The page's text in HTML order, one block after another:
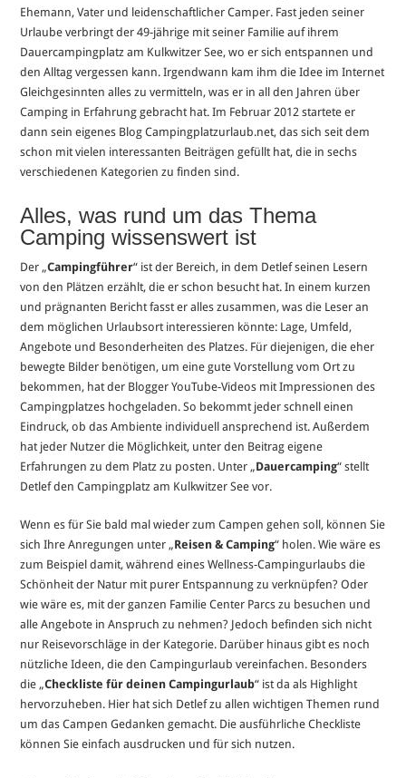
Ehemann, Vater und leidenschaftlicher Camper. Fast jeden seiner
Urlaube verbringt der 49-jährige mit seiner Familie auf ihrem
Dauercampingplatz am Kulkwitzer See, wo er sich entspannen und
den Alltag vergessen kann. Irgendwann kam ihm die Idee im Internet
Gleichgesinnten alles zu vermitteln, was er in all den Jahren über
Camping in Erfahrung gebracht hat. Im Februar 2012 startete er
dann sein eigenes Blog Campingplatzurlaub.net, das sich seit dem
schon mit vielen interessanten Beiträgen gefüllt hat, die in sechs
verschiedenen Kategorien zu finden sind.
Alles, was rund um das Thema
Camping wissenswert ist
Der „Campingführer“ ist der Bereich, in dem Detlef seinen Lesern
von den Plätzen erzählt, die er schon besucht hat. In einem kurzen
und prägnanten Bericht fasst er alles zusammen, was die Leser an
dem möglichen Urlaubsort interessieren könnte: Lage, Umfeld,
Angebote und Besonderheiten des Platzes. Für diejenigen, die eher
bewegte Bilder benötigen, um eine gute Vorstellung vom Ort zu
bekommen, hat der Blogger YouTube-Videos mit Impressionen des
Campingplatzes hochgeladen. So bekommt jeder schnell einen
Eindruck, ob das Ambiente individuell ansprechend ist. Außerdem
hat jeder Nutzer die Möglichkeit, unter den Beitrag eigene
Erfahrungen zu dem Platz zu posten. Unter „Dauercamping“ stellt
Detlef den Campingplatz am Kulkwitzer See vor.
Wenn es für Sie bald mal wieder zum Campen gehen soll, können Sie
sich Ihre Anregungen unter „Reisen & Camping“ holen. Wie wäre es
zum Beispiel damit, während eines Wellness-Campingurlaubs die
Schönheit der Natur mit purer Entspannung zu verknüpfen? Oder
wie wäre es, mit der ganzen Familie Center Parcs zu besuchen und
alle Angebote in Anspruch zu nehmen? Jedoch befinden sich nicht
nur Reisevorschläge in der Kategorie. Darüber hinaus gibt es noch
nützliche Ideen, die den Campingurlaub vereinfachen. Besonders
die „Checkliste für deinen Campingurlaub“ ist da als Highlight
hervorzuheben. Hier hat sich Detlef zu allen wichtigen Themen rund
um das Campen Gedanken gemacht. Die ausführliche Checkliste
können Sie einfach ausdrucken und für sich nutzen.